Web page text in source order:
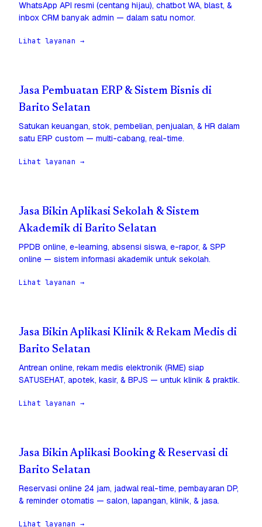
WhatsApp API resmi (centang hijau), chatbot WA, blast, &
inbox CRM banyak admin — dalam satu nomor.
Lihat layanan →
Jasa Pembuatan ERP & Sistem Bisnis di
Barito Selatan
Satukan keuangan, stok, pembelian, penjualan, & HR dalam
satu ERP custom — multi-cabang, real-time.
Lihat layanan →
Jasa Bikin Aplikasi Sekolah & Sistem
Akademik di Barito Selatan
PPDB online, e-learning, absensi siswa, e-rapor, & SPP
online — sistem informasi akademik untuk sekolah.
Lihat layanan →
Jasa Bikin Aplikasi Klinik & Rekam Medis di
Barito Selatan
Antrean online, rekam medis elektronik (RME) siap
SATUSEHAT, apotek, kasir, & BPJS — untuk klinik & praktik.
Lihat layanan →
Jasa Bikin Aplikasi Booking & Reservasi di
Barito Selatan
Reservasi online 24 jam, jadwal real-time, pembayaran DP,
& reminder otomatis — salon, lapangan, klinik, & jasa.
Lihat layanan →